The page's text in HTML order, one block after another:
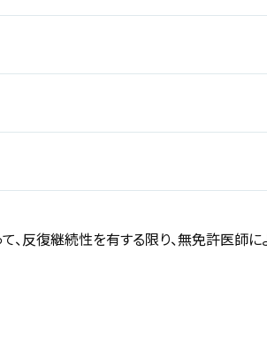
、反復継続性を有する限り、無免許医師